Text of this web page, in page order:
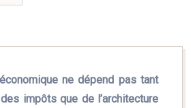
ne dépend pas tant
impôts que de l’architecture